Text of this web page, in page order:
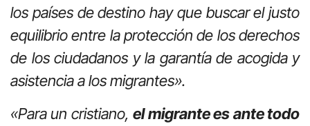
los países de destino hay que buscar el justo
equilibrio entre la protección de los derechos
de los ciudadanos y la garantía de acogida y
asistencia a los migrantes».
«Para un cristiano,el migrante es ante todo